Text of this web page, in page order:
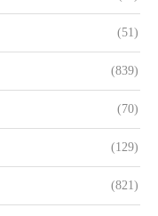
(51)
(839)
(70)
(129)
(821)